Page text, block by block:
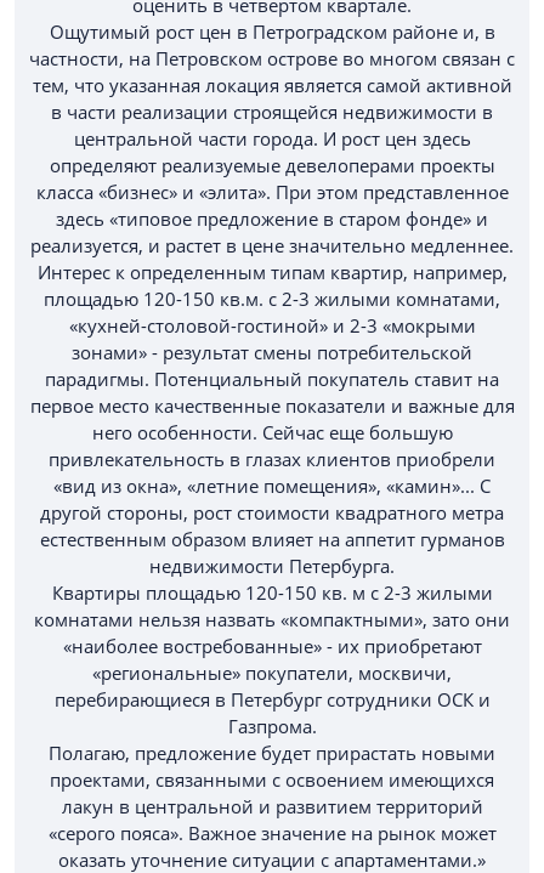
Ощутимый рост цен в Петроградском районе и, в
частности, на Петровском острове во многом связан с
тем, что указанная локация является самой активной
в части реализации строящейся недвижимости в
центральной части города. И рост цен здесь
определяют реализуемые девелоперами проекты
класса «бизнес» и «элита». При этом представленное
здесь «типовое предложение в старом фонде» и
реализуется, и растет в цене значительно медленнее.
Интерес к определенным типам квартир, например,
площадью 120-150 кв.м. с 2-3 жилыми комнатами,
«кухней-столовой-гостиной» и 2-3 «мокрыми
зонами» - результат смены потребительской
парадигмы. Потенциальный покупатель ставит на
первое место качественные показатели и важные для
него особенности. Сейчас еще большую
привлекательность в глазах клиентов приобрели
«вид из окна», «летние помещения», «камин»... С
другой стороны, рост стоимости квадратного метра
естественным образом влияет на аппетит гурманов
недвижимости Петербурга.
Квартиры площадью 120-150 кв. м с 2-3 жилыми
комнатами нельзя назвать «компактными», зато они
«наиболее востребованные» - их приобретают
«региональные» покупатели, москвичи,
перебирающиеся в Петербург сотрудники ОСК и
Газпрома.
Полагаю, предложение будет прирастать новыми
проектами, связанными с освоением имеющихся
лакун в центральной и развитием территорий
«серого пояса». Важное значение на рынок может
оказать уточнение ситуации с апартаментами.»